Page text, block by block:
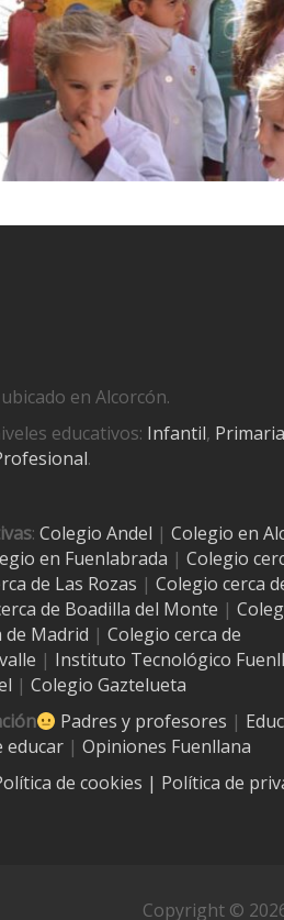
en Alcorcón.
educativos: Infantil, Primaria
.
: Colegio Andel | Colegio en
en Fuenlabrada | Colegio
de Las Rozas | Colegio cerca
de Boadilla del Monte |
de Madrid | Colegio cerca de
| Instituto Tecnológico
| Colegio Gaztelueta
Padres y profesores |
educar | Opiniones Fuenllana
de cookies | Política de
Copyright ©